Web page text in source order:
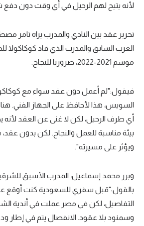
Gamers
ميركاتو
تقرير في الجول
تحليل في الجول
فيديو في الجول
لأنه يتيح لهم الرحيل في أي وقت دون دفع
تحرير عقد بين النادي والمدرب يراه تامر
العرب السابق والمدرب الذي قاد كوكاكولا
موسم 2021-2022، ضروريا للنجاح.
فيقول:"لم أعمل دون عقد سواء مع
السويس، هذا لأحافظ على الجهاز الفني.
أي طرف الرحيل، لكن لا غنى عن العقد
بيئة مناسبة للعمل والنجاح. لكن بدون
ويؤثر على مسيرته".
وبرر محمد إسماعيل، المدرب الأسبق
بالقول:"قبل سفري للسعودية كنت أوقع
التفاصيل، لكن في مصر عملت في أندية
وسمنود بلا عقود. الانفصال يتم في إطار